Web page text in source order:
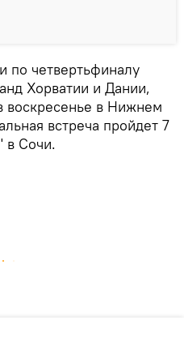
по четвертьфиналу
Хорватии и Дании,
воскресенье в Нижнем
встреча пройдет 7
в Сочи.